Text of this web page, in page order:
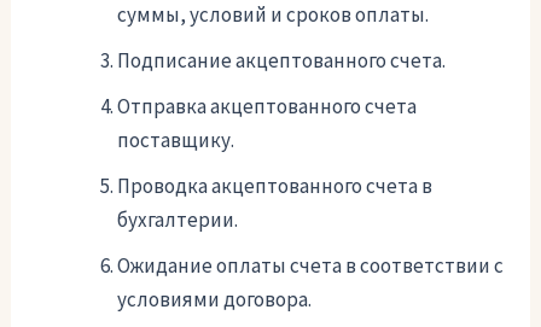
суммы, условий и сроков оплаты.
Подписание акцептованного счета.
Отправка акцептованного счета
поставщику.
Проводка акцептованного счета в
бухгалтерии.
Ожидание оплаты счета в соответствии с
условиями договора.